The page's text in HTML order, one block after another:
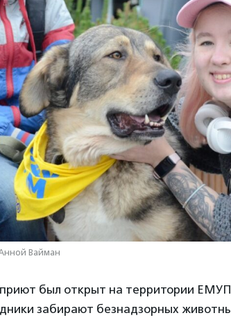
Вайман
был открыт на территории ЕМУП
забирают безнадзорных